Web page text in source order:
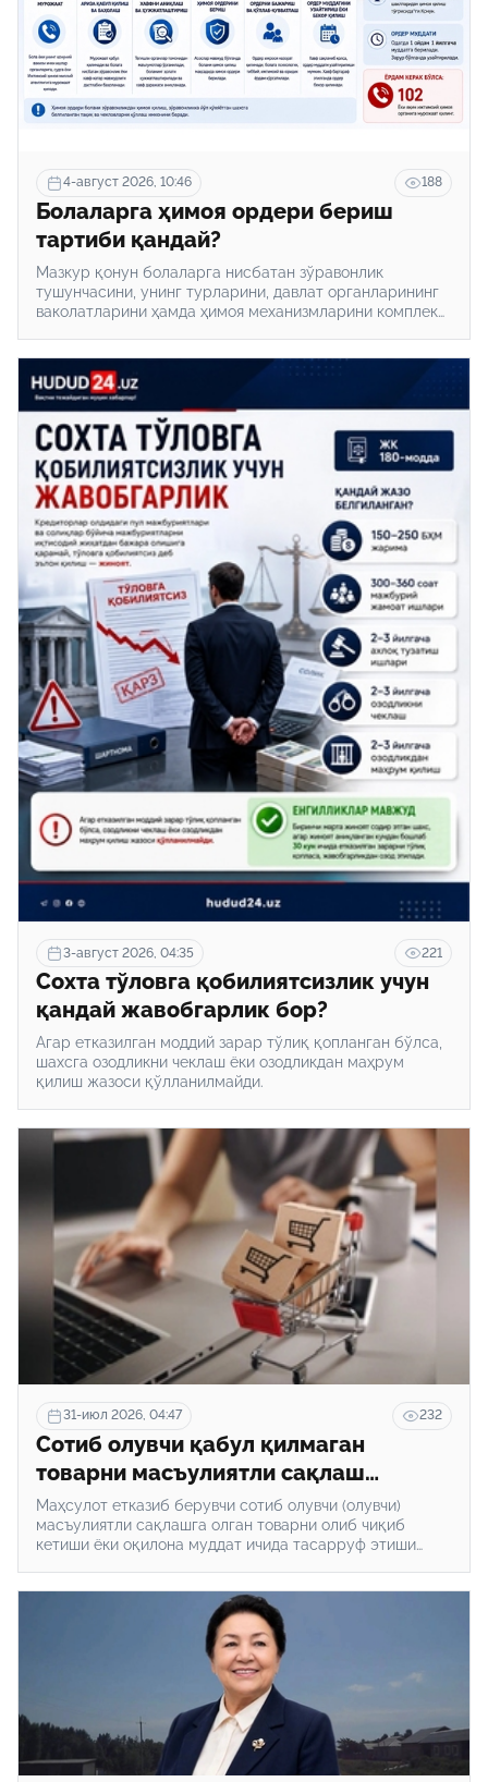
4-август 2026, 10:46 188
Болаларга ҳимоя ордери бериш
тартиби қандай?
Мазкур қонун болаларга нисбатан зўравонлик
тушунчасини, унинг турларини, давлат органларининг
ваколатларини ҳамда ҳимоя механизмларини комплекс
3-август 2026, 04:35 221
Сохта тўловга қобилиятсизлик учун
қандай жавобгарлик бор?
Агар етказилган моддий зарар тўлиқ қопланган бўлса,
шахсга озодликни чеклаш ёки озодликдан маҳрум
қилиш жазоси қўлланилмайди.
31-июл 2026, 04:47 232
Сотиб олувчи қабул қилмаган
товарни масъулиятли сақлаш
тартиби қандай?
Маҳсулот етказиб берувчи сотиб олувчи (олувчи)
масъулиятли сақлашга олган товарни олиб чиқиб
кетиши ёки оқилона муддат ичида тасарруф этиши